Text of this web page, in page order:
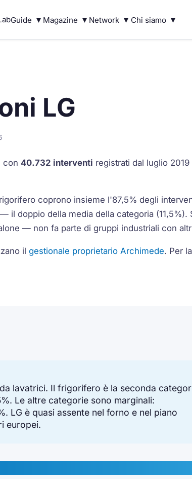
Guide ▾ Magazine ▾ Network ▾ Chi siamo ▾
LG
con40.732 interventi registrati dal luglio
coprono insieme l'87,5% degli
doppio della media della categoria (11,5%).
— non fa parte di gruppi industriali con
ilgestionale proprietario Archimede. Per
lavatrici. Il frigorifero è la seconda
Le altre categorie sono marginali:
LG è quasi assente nel forno e nel piano
europei.